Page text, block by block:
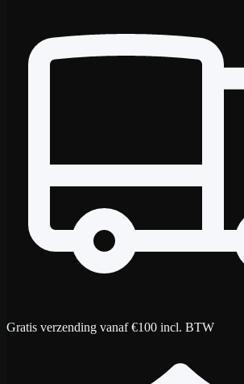
Gratis verzending vanaf €100 incl. BTW